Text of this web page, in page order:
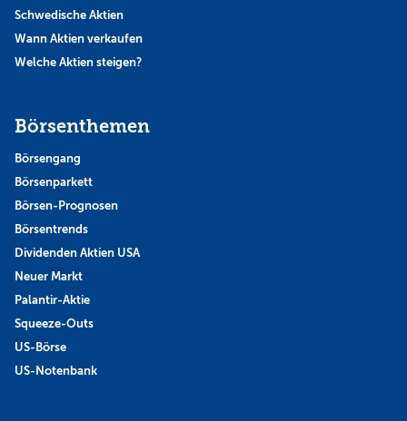
Schwedische Aktien
Wann Aktien verkaufen
Welche Aktien steigen?
Börsenthemen
Börsengang
Börsenparkett
Börsen-Prognosen
Börsentrends
Dividenden Aktien USA
Neuer Markt
Palantir-Aktie
Squeeze-Outs
US-Börse
US-Notenbank